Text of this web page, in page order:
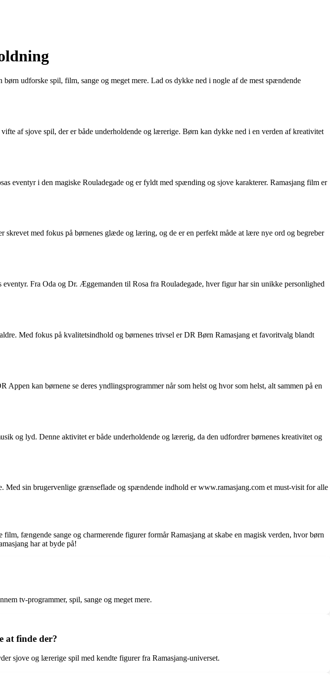
udforske spil, film, sange og meget mere. Lad os dykke ned i nogle af de mest spændende
af sjove spil, der er både underholdende og lærerige. Børn kan dykke ned i en verden af kreativitet
eventyr i den magiske Rouladegade og er fyldt med spænding og sjove karakterer. Ramasjang film er
skrevet med fokus på børnenes glæde og læring, og de er en perfekt måde at lære nye ord og begreber
Fra Oda og Dr. Æggemanden til Rosa fra Rouladegade, hver figur har sin unikke personlighed
Med fokus på kvalitetsindhold og børnenes trivsel er DR Børn Ramasjang et favoritvalg blandt
kan børnene se deres yndlingsprogrammer når som helst og hvor som helst, alt sammen på en
og lyd. Denne aktivitet er både underholdende og lærerig, da den udfordrer børnenes kreativitet og
sin brugervenlige grænseflade og spændende indhold er www.ramasjang.com et must-visit for alle
fængende sange og charmerende figurer formår Ramasjang at skabe en magisk verden, hvor børn
har at byde på!
tv-programmer, spil, sange og meget mere.
at finde der?
sjove og lærerige spil med kendte figurer fra Ramasjang-universet.